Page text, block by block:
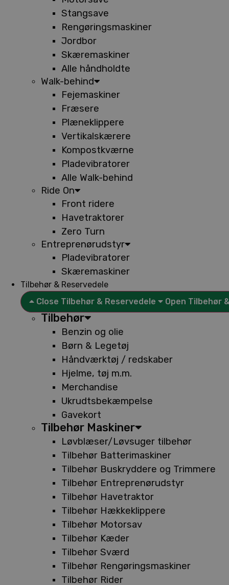
Stangsave
Rengøringsmaskiner
Jordbor
Skæremaskiner
Alle håndholdte
Walk-behind
Fejemaskiner
Fræsere
Plæneklippere
Vertikalskærere
Kompostkværne
Pladevibratorer
Alle Walk-behind
Ride On
Front ridere
Havetraktorer
Zero Turn
Entreprenørudstyr
Pladevibratorer
Skæremaskiner
Tilbehør & Reservedele
Close Tilbehør & Reservedele
Open Tilbehør
Tilbehør
Benzin og olie
Børn & Legetøj
Håndværktøj / redskaber
Hjelme, tøj m.m.
Merchandise
Ukrudtsbekæmpelse
Gavekort
Tilbehør Maskiner
Løvblæser/Løvsuger tilbehør
Tilbehør Batterimaskiner
Tilbehør Buskryddere og Trimmere
Tilbehør Entreprenørudstyr
Tilbehør Havetraktor
Tilbehør Hækkeklippere
Tilbehør Motorsav
Tilbehør Kæder
Tilbehør Sværd
Tilbehør Rengøringsmaskiner
Tilbehør Rider